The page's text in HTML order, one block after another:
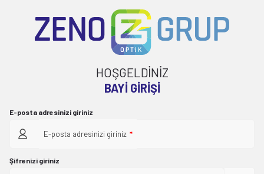
HOŞGELDİNİZ
BAYI GIRIŞI
E-posta adresinizi giriniz
E-posta adresinizi giriniz *
Şifrenizi giriniz